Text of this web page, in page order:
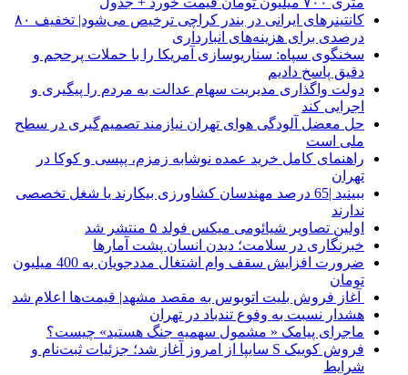
کانتینرهای ایرانی در بندر کراچی ترخیص می‌شود| تخفیف ۸۰
درصدی برای هزینه‌های انبارداری
سخنگوی سپاه: سناریوسازی آمریکا را با حملات پرحجم‌‌ و
دقیق‌ پاسخ دادیم
دولت واگذاری مدیریت سهام عدالت به مردم را پیگیری و
اجرایی کند
حل معضل آلودگی هوای تهران نیازمند تصمیم‌گیری در سطح
ملی است
راهنمای کامل خرید عمده نوشابه زمزم، پپسی و کوکا در
تهران
ببینید |65 درصد مهندسان کشاورزی بیکارند یا شغل تخصصی
ندارند
اولین تصاویر شیائومی میکس فولد ۵ منتشر شد
خبرنگاری در سلامت؛ دیدن انسان پشت آمارها
ضرورت افزایش سقف وام اشتغال مددجویان به 400 میلیون
تومان
آغاز فروش بلیت اتوبوس به مقصد مشهد| قیمت‌ها اعلام شد
هشدار نسبت به وفوع تندباد در تهران
ماجرای پیامک « مشمول سهمیه جنگ هستید» چیست؟
فروش کوییک S سایپا از امروز آغاز شد؛ جزئیات ثبت‌نام و
شرایط